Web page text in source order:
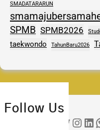
SMADATARARUN
SPMB SPMB2026
taekwondo TahunBaru2026
Follow Us
Instagram LinkedIn